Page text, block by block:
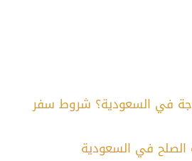
في السعودية؟ شروط سفر
في السعودية